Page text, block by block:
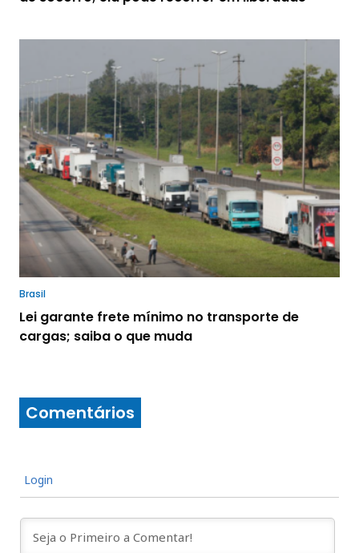
Brasil
Lei garante frete mínimo no transporte de
cargas; saiba o que muda
Comentários
Login